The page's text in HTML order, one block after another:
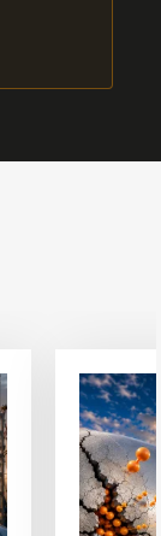
Ver
artículo